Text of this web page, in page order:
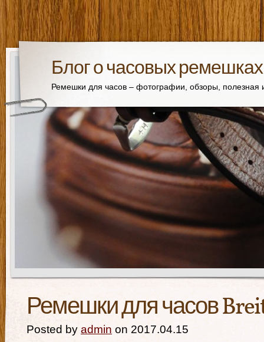
Блог о часовых ремешках
Ремешки для часов – фотографии, обзоры,
Ремешки для часов
Posted by admin on 2017.04.15